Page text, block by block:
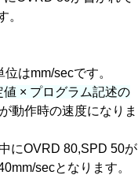
。
はmm/secです。
× プログラム記述の
が動作時の速度になりま
にOVRD 80,SPD 50が
secとなります。